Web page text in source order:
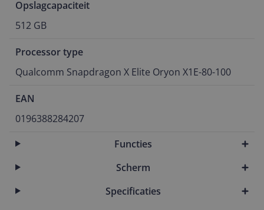
Opslagcapaciteit
512 GB
Processor type
Qualcomm Snapdragon X Elite Oryon X1E-80-100
EAN
0196388284207
Functies
Scherm
Specificaties